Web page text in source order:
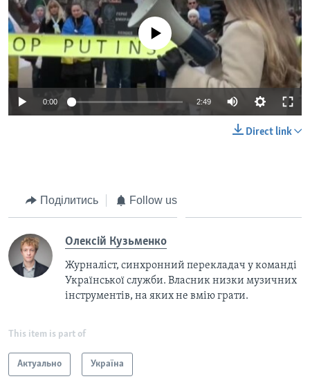
No media source currently available
0:00 2:49
Direct link
Поділитись Follow us
Олексій Кузьменко
Журналіст, синхронний перекладач у команді
Української служби. Власник низки музичних
інструментів, на яких не вмію грати.
This item is part of
Актуально Україна